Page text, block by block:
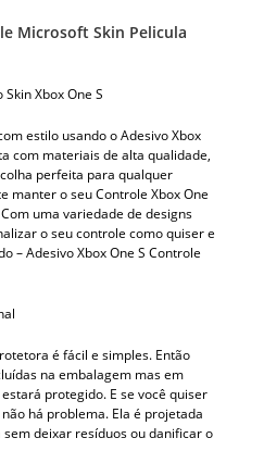
Microsoft Skin Pelicula
Xbox One S
estilo usando o Adesivo Xbox
com materiais de alta qualidade,
perfeita para qualquer
manter o seu Controle Xbox One
uma variedade de designs
o seu controle como quiser e
– Adesivo Xbox One S Controle
é fácil e simples. Então
na embalagem mas em
protegido. E se você quiser
há problema. Ela é projetada
deixar resíduos ou danificar o